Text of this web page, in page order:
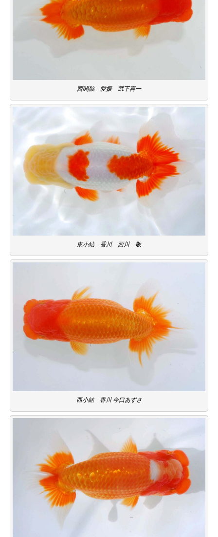
西関脇 愛媛 武下喜一
東小結 香川 西川 敬
西小結 香川 今口あずさ